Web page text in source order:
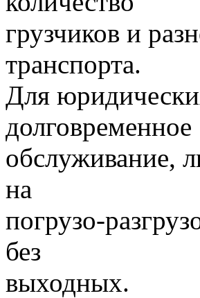
грузчиков и
транспорта.
Для
долговременное
обслуживание,
на
погрузо-
без
выходных.